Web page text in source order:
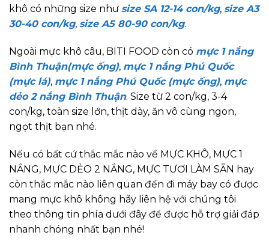
khô có những size như size SA 12-14 con/kg, size A3
30-40 con/kg, size A5 80-90 con/kg.
Ngoài mực khô câu, BITI FOOD còn có mực 1 nắng
Bình Thuận(mực ống), mực 1 nắng Phú Quốc
(mực lá), mực 1 nắng Phú Quốc (mực ống), mực
dẻo 2 nắng Bình Thuận. Size từ 2 con/kg, 3-4
con/kg, toàn size lớn, thịt dày, ăn vô cùng ngon,
ngọt thịt bạn nhé.
Nếu có bất cứ thắc mắc nào về MỰC KHÔ, MỰC 1
NẮNG, MỰC DẺO 2 NẮNG, MỰC TƯƠI LÀM SẴN hay
còn thắc mắc nào liên quan đến đi máy bay có được
mang mực khô không hãy liên hệ với chúng tôi
theo thông tin phía dưới đây để được hỗ trợ giải đáp
nhanh chóng nhất bạn nhé!